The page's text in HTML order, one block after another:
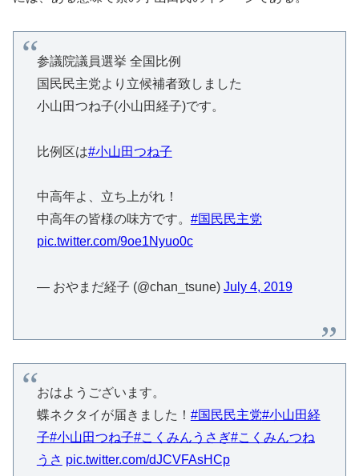
参議院議員選挙 全国比例
国民民主党より立候補者致しました
小山田つね子(小山田経子)です。
比例区は#小山田つね子
中高年よ、立ち上がれ！
中高年の皆様の味方です。 #国民民主党
pic.twitter.com/9oe1Nyuo0c
— おやまだ経子 (@chan_tsune) July 4, 2019
おはようございます。
蝶ネクタイが届きました！ #国民民主党#小山田経
子#小山田つね子#こくみんうさぎ#こくみんつね
うさ pic.twitter.com/dJCVFAsHCp